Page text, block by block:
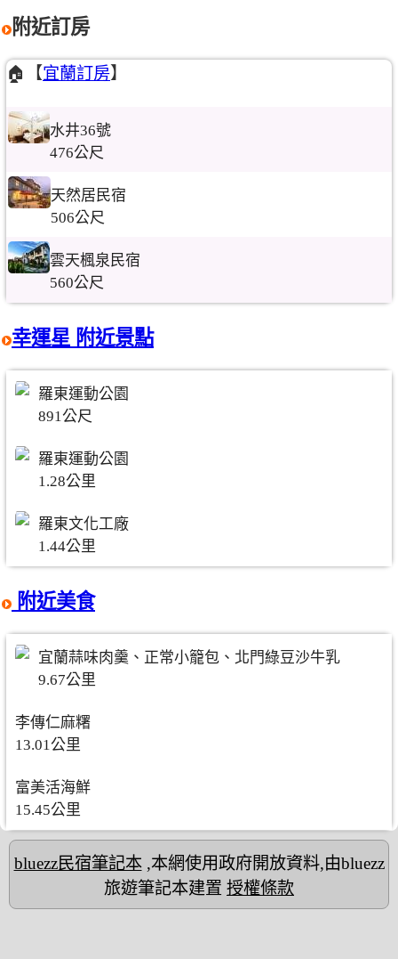
附近訂房
🏠【宜蘭訂房】
水井36號
476公尺
天然居民宿
506公尺
雲天楓泉民宿
560公尺
幸運星 附近景點
羅東運動公園
891公尺
羅東運動公園
1.28公里
羅東文化工廠
1.44公里
附近美食
宜蘭蒜味肉羹、正常小籠包、北門綠豆沙牛乳
9.67公里
李傳仁麻糬
13.01公里
富美活海鮮
15.45公里
bluezz民宿筆記本,本網使用政府開放資料,由bluezz
旅遊筆記本建置 授權條款